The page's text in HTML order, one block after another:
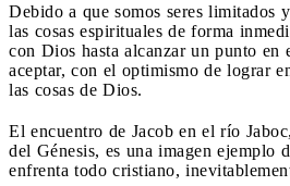
Debido a que somos seres limitados
las cosas espirituales de forma
con Dios hasta alcanzar un punto en
aceptar, con el optimismo de lograr
las cosas de Dios.
El encuentro de Jacob en el río
del Génesis, es una imagen ejemplo
enfrenta todo cristiano,